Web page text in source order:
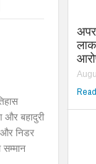
और बहादुरी
निडर